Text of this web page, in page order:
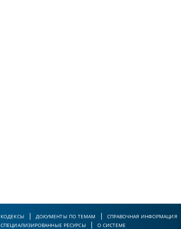
КОДЕКСЫ ДОКУМЕНТЫ ПО ТЕМАМ
СПРАВОЧНАЯ ИНФОРМАЦИЯ
СПЕЦИАЛИЗИРОВАННЫЕ РЕСУРСЫ
О СИСТЕМЕ